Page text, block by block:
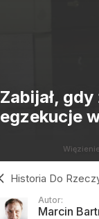
Zabijał,
egzekucje
Historia Do
Autor:
Marcin